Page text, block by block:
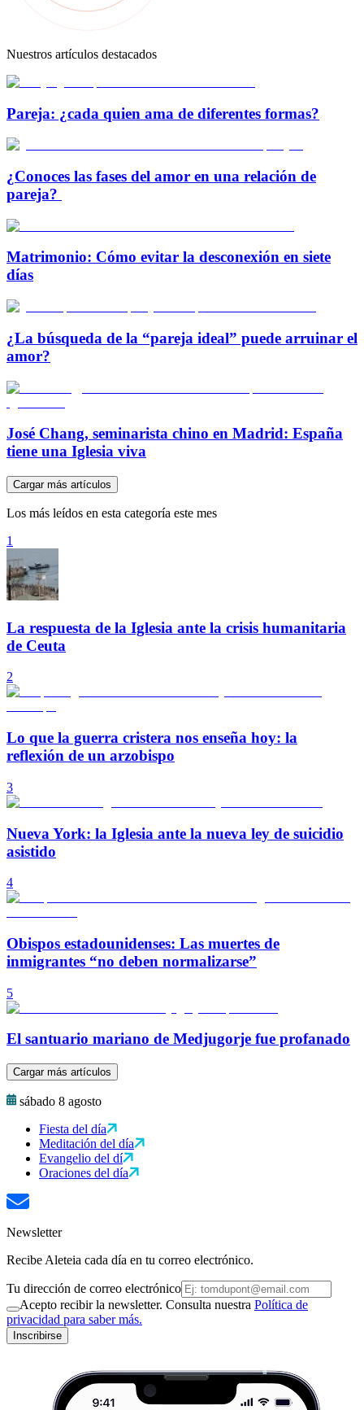
Nuestros artículos destacados
Pareja: ¿cada quien ama de diferentes formas?
¿Conoces las fases del amor en una relación de
pareja?
Matrimonio: Cómo evitar la desconexión en siete
días
¿La búsqueda de la “pareja ideal” puede arruinar el
amor?
José Chang, seminarista chino en Madrid: España
tiene una Iglesia viva
Cargar más artículos
Los más leídos en esta categoría este mes
1
La respuesta de la Iglesia ante la crisis humanitaria
de Ceuta
2
Lo que la guerra cristera nos enseña hoy: la
reflexión de un arzobispo
3
Nueva York: la Iglesia ante la nueva ley de suicidio
asistido
4
Obispos estadounidenses: Las muertes de
inmigrantes “no deben normalizarse”
5
El santuario mariano de Medjugorje fue profanado
Cargar más artículos
sábado 8 agosto
Fiesta del día
Meditación del día
Evangelio del dí
Oraciones del día
Newsletter
Recibe Aleteia cada día en tu correo electrónico.
Tu dirección de correo electrónico
Acepto recibir la newsletter. Consulta nuestra Política de
privacidad para saber más.
Inscribirse